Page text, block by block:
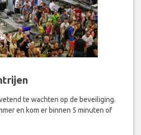
te wachten op de beveiliging.
en kom er binnen 5 minuten of